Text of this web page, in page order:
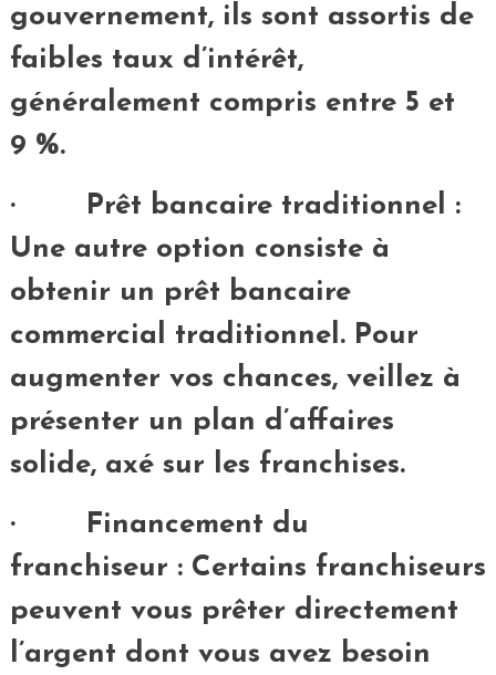
gouvernement, ils sont assortis de
faibles taux d’intérêt,
généralement compris entre 5 et
9 %.
· Prêt bancaire traditionnel :
Une autre option consiste à
obtenir un prêt bancaire
commercial traditionnel. Pour
augmenter vos chances, veillez à
présenter un plan d’affaires
solide, axé sur les franchises.
· Financement du
franchiseur : Certains franchiseurs
peuvent vous prêter directement
l’argent dont vous avez besoin